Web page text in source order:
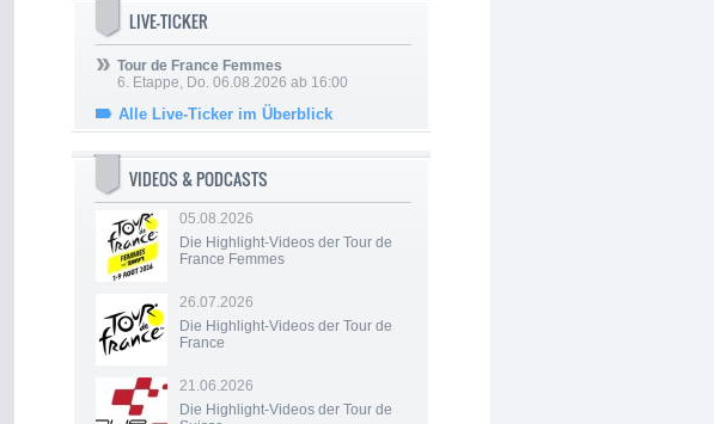
LIVE-TICKER
Tour de France Femmes
6. Etappe, Do. 06.08.2026 ab 16:00
Alle Live-Ticker im Überblick
VIDEOS & PODCASTS
05.08.2026
Die Highlight-Videos der Tour de
France Femmes
26.07.2026
Die Highlight-Videos der Tour de
France
21.06.2026
Die Highlight-Videos der Tour de